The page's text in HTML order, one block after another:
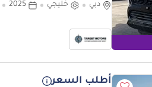
دبي خليجي 2025
أطلب السعر